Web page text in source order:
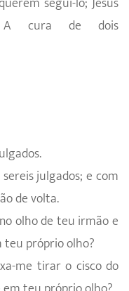
A cura de dois
julgados; e com
de volta.
olho de teu irmão e
teu próprio olho?
me tirar o cisco do